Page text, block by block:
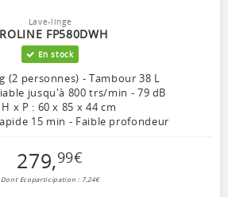
Lave-linge
FP580DWH
En stock
(2 personnes) - Tambour 38 L
jusqu'à 800 trs/min - 79 dB
x P : 60 x 85 x 44 cm
15 min - Faible profondeur
279,99€
Dont Ecoparticipation : 7,24€